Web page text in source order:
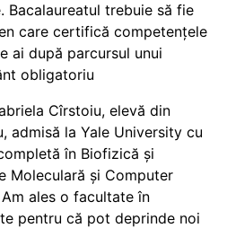
Bacalaureatul trebuie să fie
care certifică competențele
ai după parcursul unui
obligatoriu
Cîrstoiu, elevă din
admisă la Yale University cu
în Biofizică și
Moleculară și Computer
ales o facultate în
pentru că pot deprinde noi